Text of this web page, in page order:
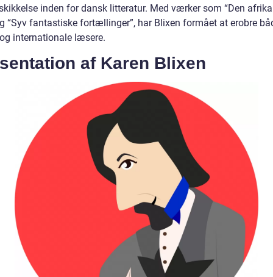
inden for dansk litteratur. Med værker som “Den
“Syv fantastiske fortællinger”, har Blixen formået at erobre
internationale læsere.
af Karen Blixen